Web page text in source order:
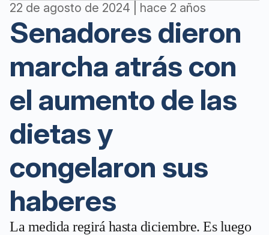
22 de agosto de 2024 | hace 2 años
Senadores dieron
marcha atrás con
el aumento de las
dietas y
congelaron sus
haberes
La medida regirá hasta diciembre. Es luego